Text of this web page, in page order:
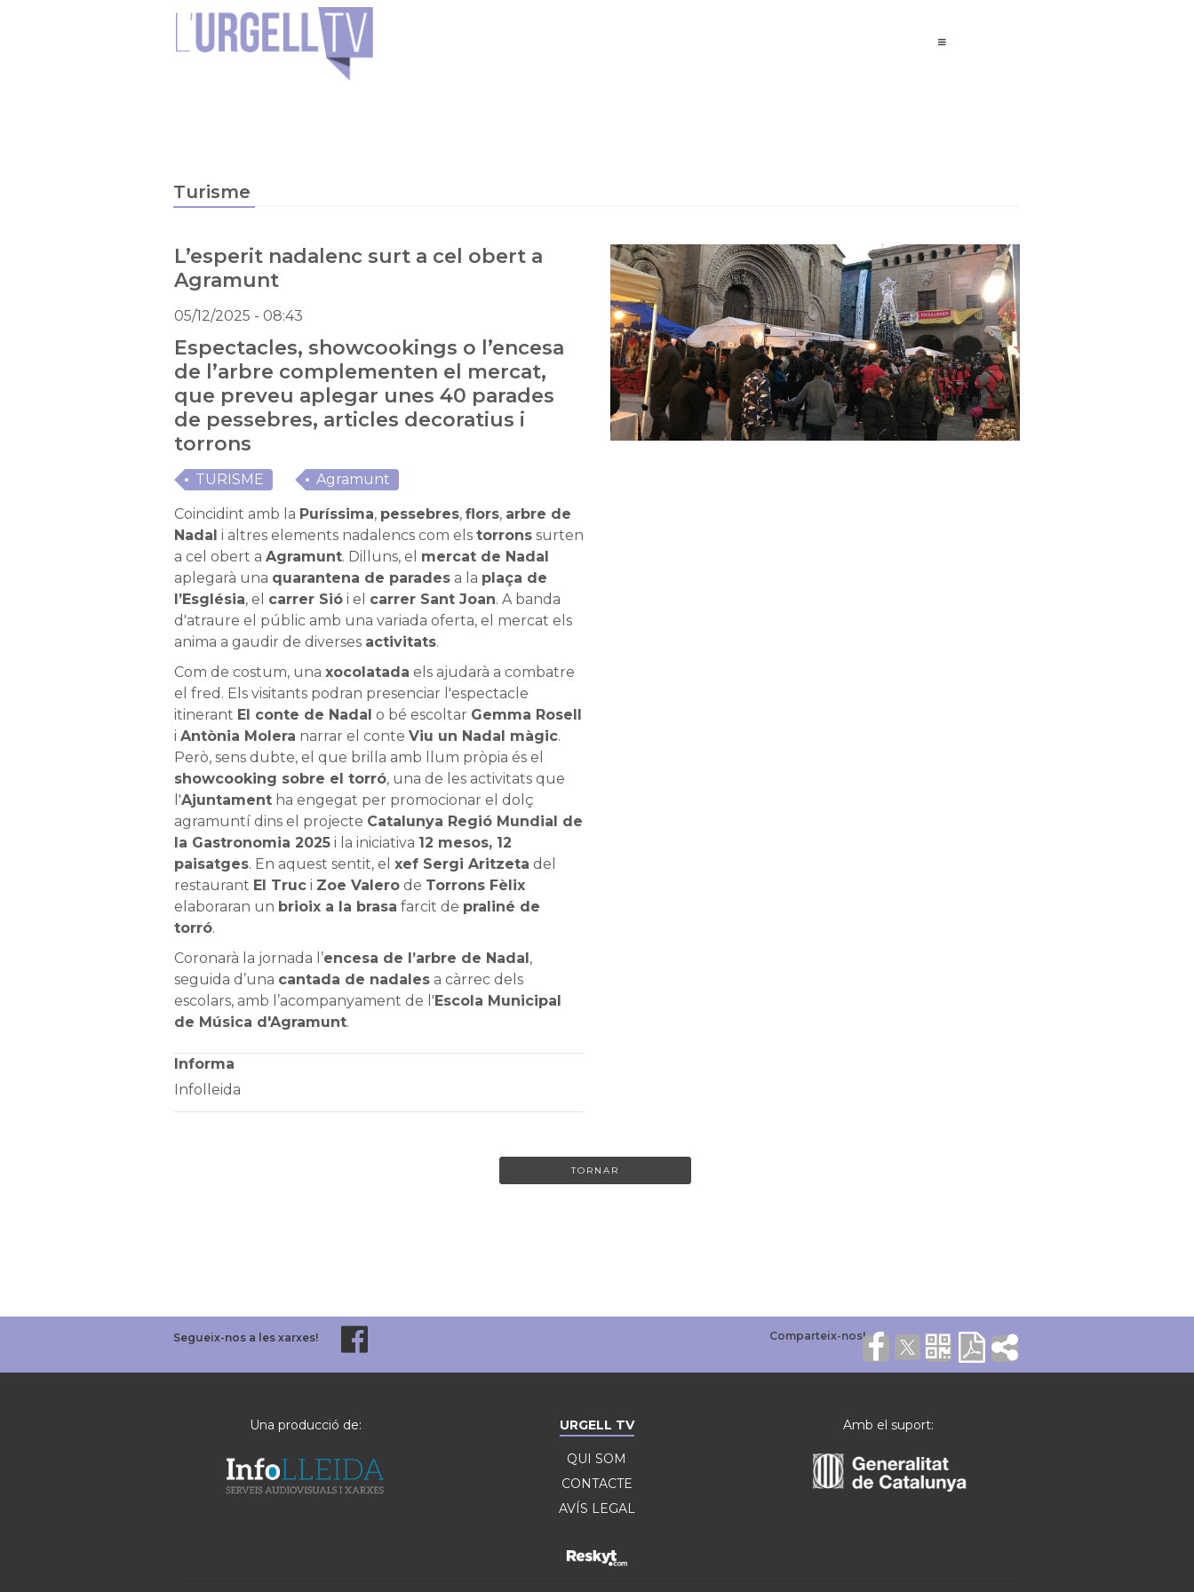
Turisme
L’esperit nadalenc surt a cel obert a
Agramunt
05/12/2025 - 08:43
Espectacles, showcookings o l’encesa
de l’arbre complementen el mercat,
que preveu aplegar unes 40 parades
de pessebres, articles decoratius i
torrons
TURISME Agramunt
Coincidint amb la Puríssima, pessebres, flors, arbre de
Nadal i altres elements nadalencs com els torronssurten
a cel obert a Agramunt. Dilluns, el mercat de Nadal
aplegarà una quarantena de paradesa la plaça de
l’Església, el carrer Siói el carrer Sant Joan. A banda
d'atraure el públic amb una variada oferta, el mercat els
anima a gaudir de diverses activitats.
Com de costum, una xocolatada els ajudarà a combatre
el fred. Els visitants podran presenciar l'espectacle
itinerant El conte de Nadal o bé escoltar Gemma Rosell
i Antònia Molera narrar el conte Viu un Nadal màgic.
Però, sens dubte, el que brilla amb llum pròpia és el
showcooking sobre el torró, una de les activitats que
l'Ajuntamentha engegat per promocionar el dolç
agramuntí dins el projecte Catalunya Regió Mundial de
la Gastronomia 2025i la iniciativa 12 mesos, 12
paisatges. En aquest sentit, el xef Sergi Aritzeta del
restaurant El Truci Zoe Valerode Torrons Fèlix
elaboraran un brioix a la brasa farcit de praliné de
torró.
Coronarà la jornada l’encesa de l’arbre de Nadal,
seguida d’una cantada de nadalesa càrrec dels
escolars, amb l’acompanyament de l'Escola Municipal
de Música d'Agramunt.
Informa
Infolleida
TORNAR
Segueix-nos a les xarxes!
Una producció de: URGELL TV
QUI SOM
CONTACTE
AVÍS LEGAL
Amb el suport: